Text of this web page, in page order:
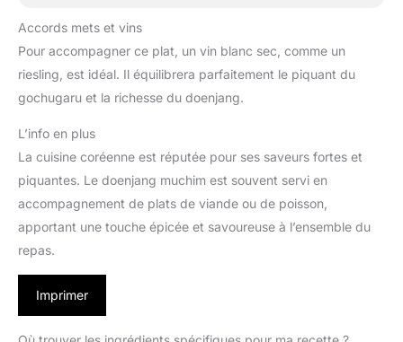
Accords mets et vins
Pour accompagner ce plat, un vin blanc sec, comme un
riesling, est idéal. Il équilibrera parfaitement le piquant du
gochugaru et la richesse du doenjang.
L’info en plus
La cuisine coréenne est réputée pour ses saveurs fortes et
piquantes. Le doenjang muchim est souvent servi en
accompagnement de plats de viande ou de poisson,
apportant une touche épicée et savoureuse à l’ensemble du
repas.
Imprimer